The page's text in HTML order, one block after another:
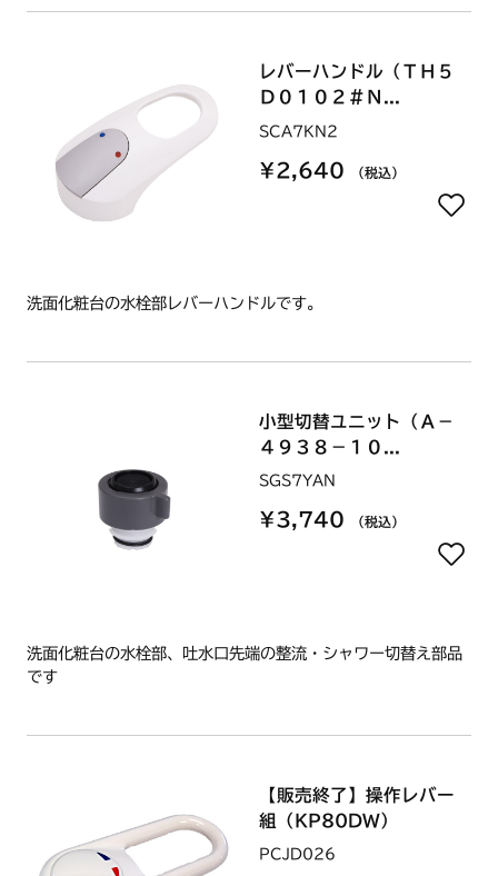
レバーハンドル（ＴＨ５
Ｄ０１０２＃Ｎ...
SCA7KN2
¥2,640 （税込）
洗面化粧台の水栓部レバーハンドルです。
小型切替ユニット（Ａ－
４９３８－１０...
SGS7YAN
¥3,740 （税込）
洗面化粧台の水栓部、吐水口先端の整流・シャワー切替え部品
です
【販売終了】操作レバー
組（KP80DW）
PCJD026